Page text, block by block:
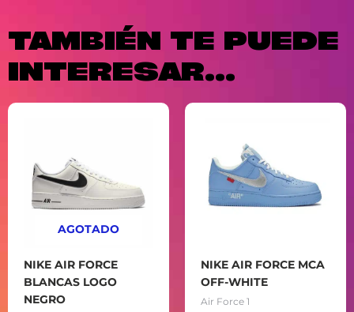
TAMBIÉN TE PUEDE
INTERESAR...
AGOTADO
NIKE AIR FORCE
BLANCAS LOGO
NEGRO
NIKE AIR FORCE MCA
OFF-WHITE
Air Force 1